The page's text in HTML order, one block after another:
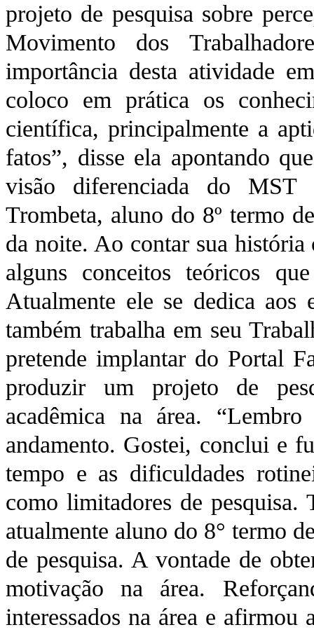
projeto de pesquisa sobre
Movimento dos
importância desta atividade
coloco em prática os
científica, principalmente a
fatos”, disse ela apontando
visão diferenciada do MST
Trombeta, aluno do 8º termo
da noite. Ao contar sua
alguns conceitos teóricos
Atualmente ele se dedica aos
também trabalha em seu
pretende implantar do Portal
produzir um projeto de
acadêmica na área.
andamento. Gostei, conclui e
tempo e as dificuldades
como limitadores de
atualmente aluno do 8° termo
de pesquisa. A vontade de
motivação na área.
interessados na área e